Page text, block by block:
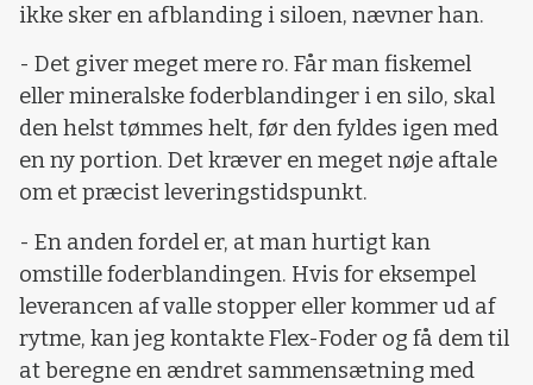
ikke sker en afblanding i siloen, nævner han.
- Det giver meget mere ro. Får man fiskemel
eller mineralske foderblandinger i en silo, skal
den helst tømmes helt, før den fyldes igen med
en ny portion. Det kræver en meget nøje aftale
om et præcist leveringstidspunkt.
- En anden fordel er, at man hurtigt kan
omstille foderblandingen. Hvis for eksempel
leverancen af valle stopper eller kommer ud af
rytme, kan jeg kontakte Flex-Foder og få dem til
at beregne en ændret sammensætning med